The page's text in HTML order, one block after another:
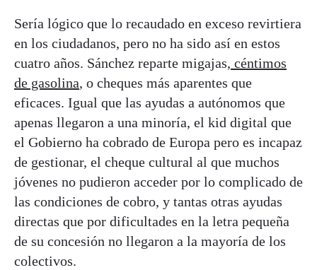
Sería lógico que lo recaudado en exceso revirtiera
en los ciudadanos, pero no ha sido así en estos
cuatro años. Sánchez reparte migajas, céntimos
de gasolina, o cheques más aparentes que
eficaces. Igual que las ayudas a autónomos que
apenas llegaron a una minoría, el kid digital que
el Gobierno ha cobrado de Europa pero es incapaz
de gestionar, el cheque cultural al que muchos
jóvenes no pudieron acceder por lo complicado de
las condiciones de cobro, y tantas otras ayudas
directas que por dificultades en la letra pequeña
de su concesión no llegaron a la mayoría de los
colectivos.